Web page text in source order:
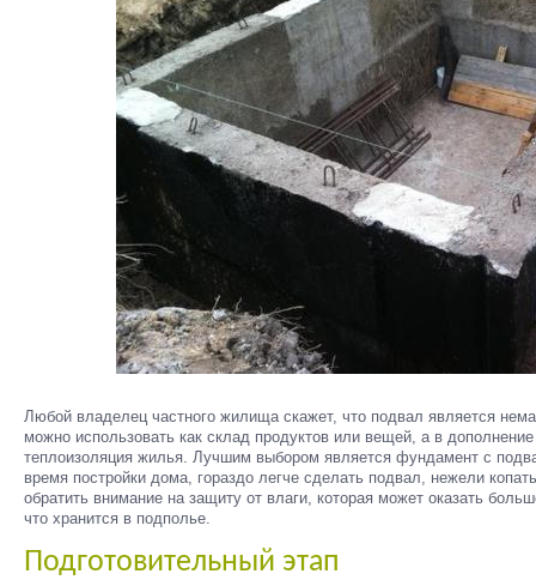
Любой владелец частного жилища скажет, что подвал является
можно использовать как склад продуктов или вещей, а в
теплоизоляция жилья. Лучшим выбором является фундамент с
время постройки дома, гораздо легче сделать подвал, нежели
обратить внимание на защиту от влаги, которая может оказать
что хранится в подполье.
Подготовительный этап